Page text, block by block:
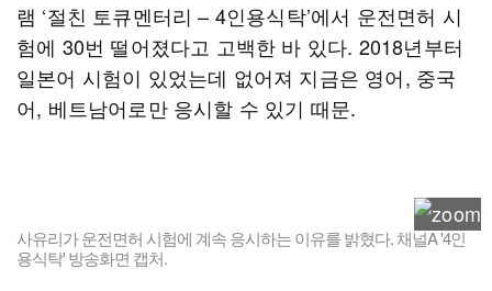
램 ‘절친 토큐멘터리 – 4인용식탁’에서 운전면허 시
험에 30번 떨어졌다고 고백한 바 있다. 2018년부터
일본어 시험이 있었는데 없어져 지금은 영어, 중국
어, 베트남어로만 응시할 수 있기 때문.
사유리가 운전면허 시험에 계속 응시하는 이유를 밝혔다. 채널A '4인
용식탁' 방송화면 캡처.